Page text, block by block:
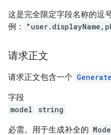
这是完全限定字段名称的逗
例：
请求正文
请求正文包含一个
字段
model
string
必需。用于生成补全的